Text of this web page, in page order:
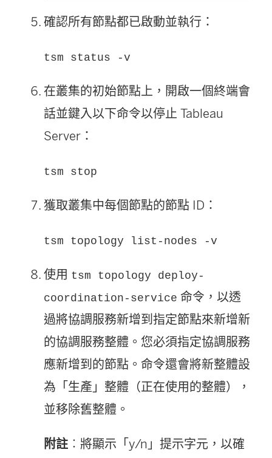
確認所有節點都已啟動並執行：
tsm status -v
在叢集的初始節點上，開啟一個終端會
話並鍵入以下命令以停止 Tableau
Server ：
tsm stop
獲取叢集中每個節點的節點 ID：
tsm topology list-nodes -v
使用 tsm topology deploy-
coordination-service 命令，以透
過將協調服務新增到指定節點來新增新
的協調服務整體。您必須指定協調服務
應新增到的節點。命令還會將新整體設
為「生產」整體（正在使用的整體），
並移除舊整體。
附註 ︰將顯示「y/n」提示字元，以確